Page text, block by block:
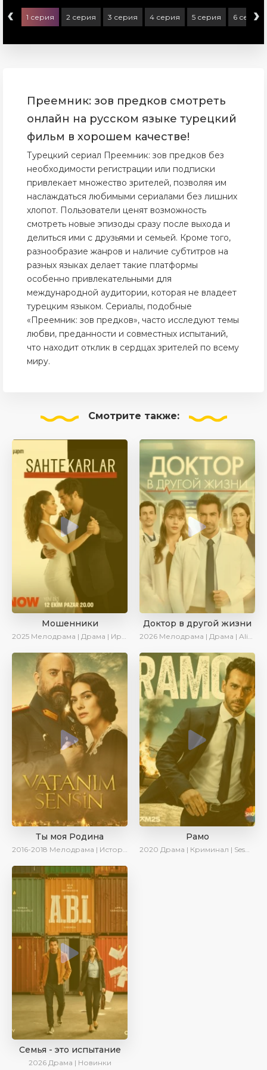
‹ 1 серия 2 серия 3 серия 4 серия 5 серия 6 серия
›
Преемник: зов предков смотреть
онлайн на русском языке турецкий
фильм в хорошем качестве!
Турецкий сериал Преемник: зов предков без
необходимости регистрации или подписки
привлекает множество зрителей, позволяя им
наслаждаться любимыми сериалами без лишних
хлопот. Пользователи ценят возможность
смотреть новые эпизоды сразу после выхода и
делиться ими с друзьями и семьей. Кроме того,
разнообразие жанров и наличие субтитров на
разных языках делает такие платформы
особенно привлекательными для
международной аудитории, которая не владеет
турецким языком. Сериалы, подобные
«Преемник: зов предков», часто исследуют темы
любви, преданности и совместных испытаний,
что находит отклик в сердцах зрителей по всему
миру.
Смотрите также:
Мошенники
2025 Мелодрама | Драма | Ирина Котова | AlisaDirilis | Новинки | Сериалы 2025
Доктор в другой жизни
2026 Мелодрама | Драма | AlisaDirilis | Новинки
Ты моя Родина
2016-2018 Мелодрама | Исторический | Военный | Turok1990
Рамо
2020 Драма | Криминал | SesDizi | Ирина Котова
Семья - это испытание
2026 Драма | Новинки